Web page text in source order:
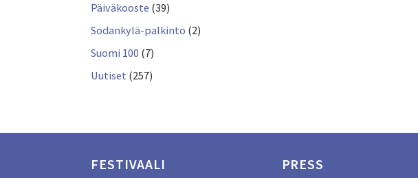
Päiväkooste (39)
Sodankylä-palkinto (2)
Suomi 100 (7)
Uutiset (257)
FESTIVAALI PRESS